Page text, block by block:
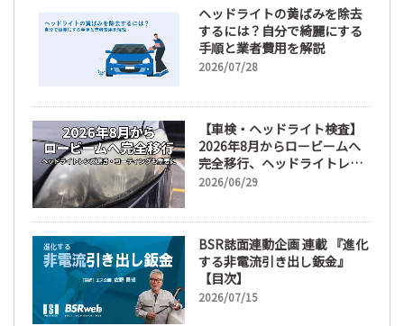
ヘッドライトの黄ばみを除去
するには？自分で綺麗にする
手順と業者費用を解説
2026/07/28
【車検・ヘッドライト検査】
2026年8月からロービームへ
完全移行、ヘッドライトレン
ズ磨き・コーティングも重要
2026/06/29
BSR誌面連動企画 連載 『進化
する非電流引き出し鈑金』
【目次】
2026/07/15